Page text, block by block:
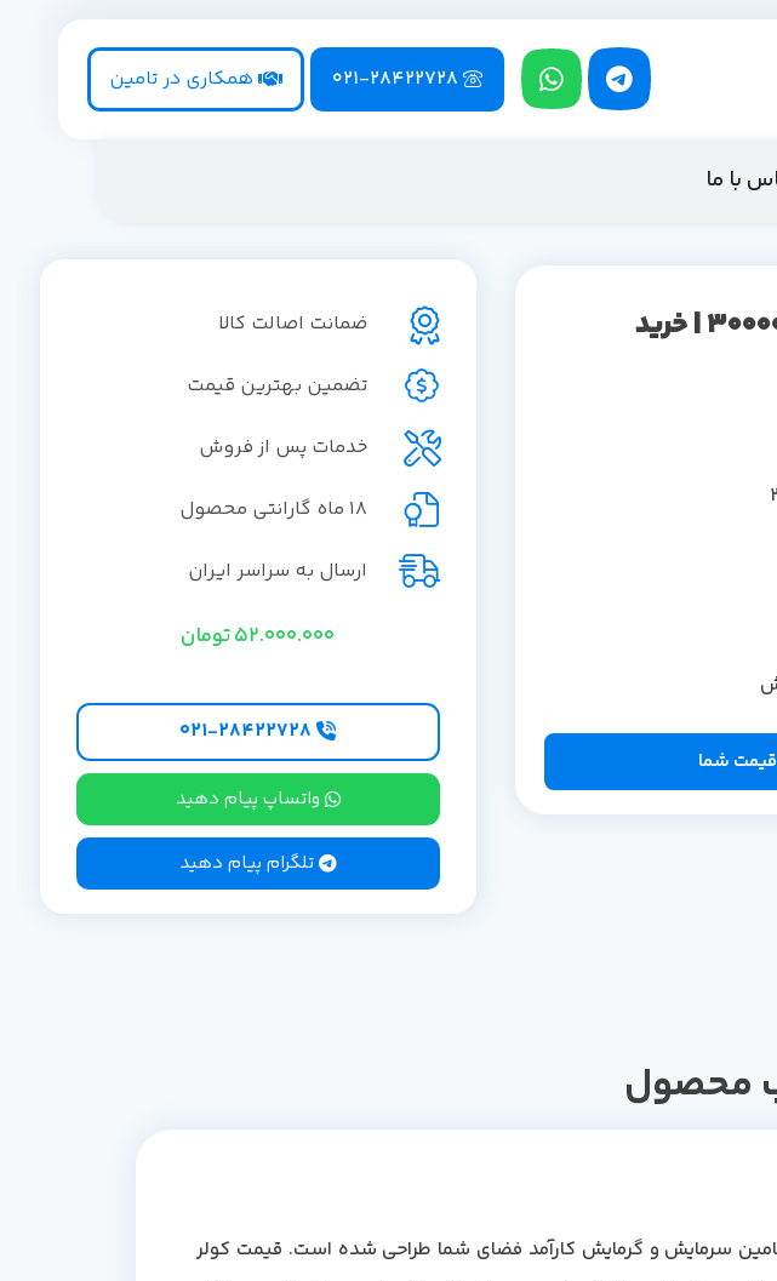
021-28422728 همکاری در تامین
با ما
قیمت کولر گازی دوو 30000 | خرید
شما
ضمانت اصالت کالا
تضمین بهترین قیمت
خدمات پس از فروش
18 ماه گارانتی محصول
ارسال به سراسر ایران
52.000.000تومان
۰۲۱-۲۸۴۲۲۷28
واتساپ پیام دهید
تلگرام پیام دهید
محصول
که برای تامین سرمایش و گرمایش کارآمد فضای شما طراحی شده است. قیمت کولر